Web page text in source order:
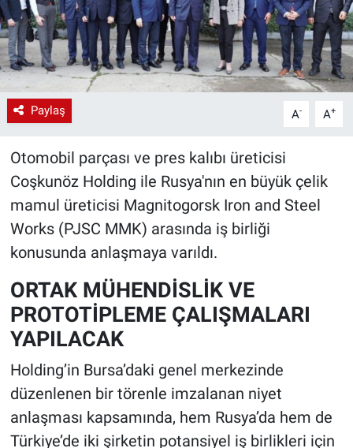
Paylaş A- A+
Otomobil parçası ve pres kalıbı üreticisi
Coşkunöz Holding ile Rusya'nın en büyük çelik
mamul üreticisi Magnitogorsk Iron and Steel
Works (PJSC MMK) arasında iş birliği
konusunda anlaşmaya varıldı.
ORTAK MÜHENDİSLİK VE
PROTOTİPLEME ÇALIŞMALARI
YAPILACAK
Holding’in Bursa’daki genel merkezinde
düzenlenen bir törenle imzalanan niyet
anlaşması kapsamında, hem Rusya’da hem de
Türkiye’de iki şirketin potansiyel iş birlikleri için